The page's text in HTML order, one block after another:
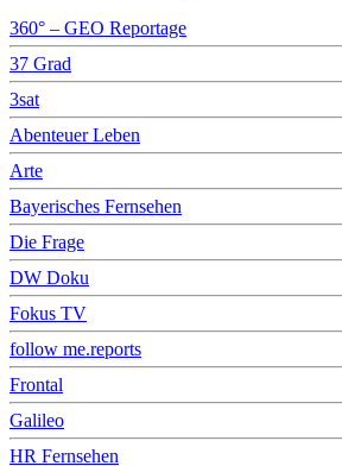
360° – GEO Reportage
37 Grad
3sat
Abenteuer Leben
Arte
Bayerisches Fernsehen
Die Frage
DW Doku
Fokus TV
follow me.reports
Frontal
Galileo
HR Fernsehen